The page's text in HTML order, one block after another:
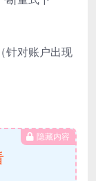
针对账户出现
隐藏内容